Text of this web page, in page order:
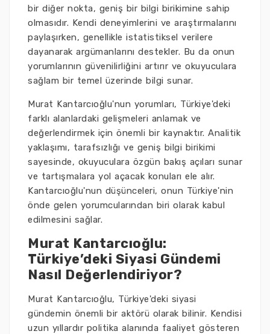
bir diğer nokta, geniş bir bilgi birikimine sahip
olmasıdır. Kendi deneyimlerini ve araştırmalarını
paylaşırken, genellikle istatistiksel verilere
dayanarak argümanlarını destekler. Bu da onun
yorumlarının güvenilirliğini artırır ve okuyuculara
sağlam bir temel üzerinde bilgi sunar.
Murat Kantarcıoğlu'nun yorumları, Türkiye'deki
farklı alanlardaki gelişmeleri anlamak ve
değerlendirmek için önemli bir kaynaktır. Analitik
yaklaşımı, tarafsızlığı ve geniş bilgi birikimi
sayesinde, okuyuculara özgün bakış açıları sunar
ve tartışmalara yol açacak konuları ele alır.
Kantarcıoğlu'nun düşünceleri, onun Türkiye'nin
önde gelen yorumcularından biri olarak kabul
edilmesini sağlar.
Murat Kantarcıoğlu:
Türkiye’deki Siyasi Gündemi
Nasıl Değerlendiriyor?
Murat Kantarcıoğlu, Türkiye'deki siyasi
gündemin önemli bir aktörü olarak bilinir. Kendisi
uzun yıllardır politika alanında faaliyet gösteren